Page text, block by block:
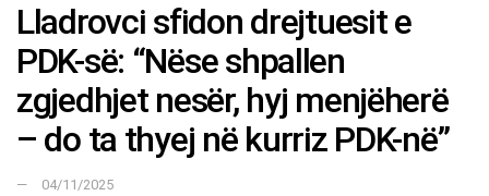
Lladrovci sfidon drejtuesit e
PDK-së: “Nëse shpallen
zgjedhjet nesër, hyj menjëherë
– do ta thyej në kurriz PDK-në”
04/11/2025